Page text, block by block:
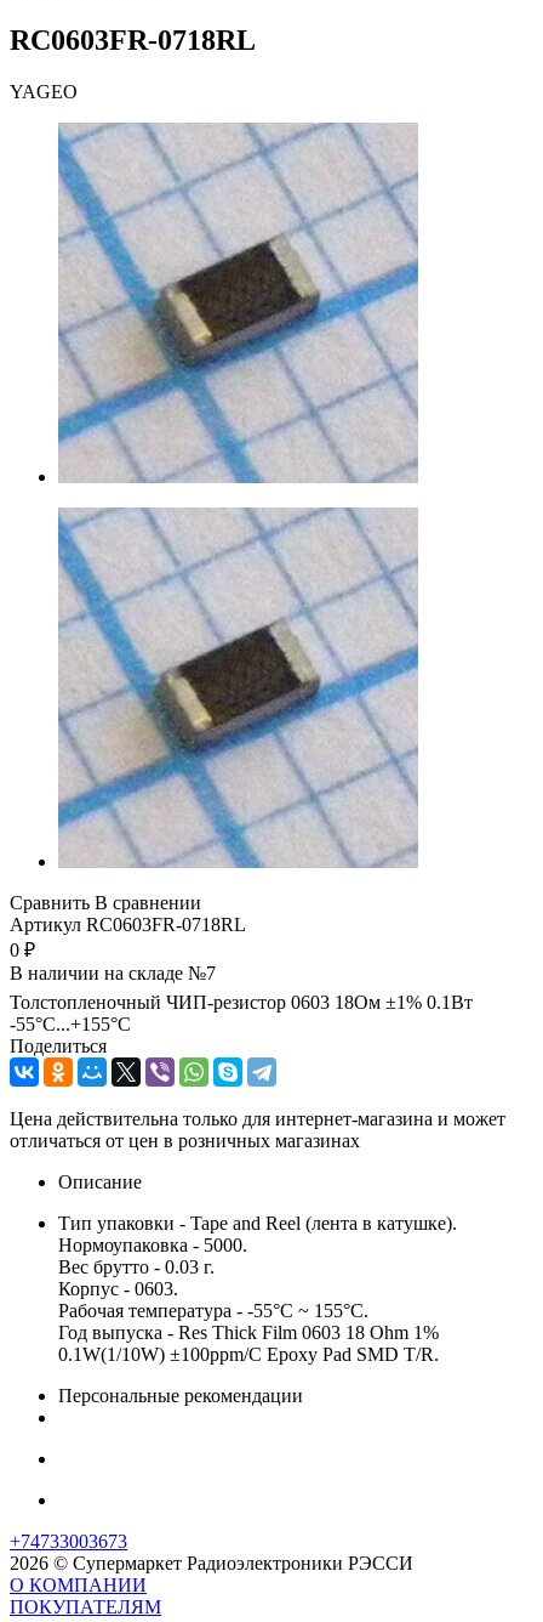
RC0603FR-0718RL
YAGEO
Сравнить В сравнении
Артикул RC0603FR-0718RL
0 ₽
В наличии на складе №7
Толстопленочный ЧИП-резистор 0603 18Ом ±1% 0.1Вт
-55°С...+155°С
Поделиться
Цена действительна только для интернет-магазина и может
отличаться от цен в розничных магазинах
Описание
Тип упаковки - Tape and Reel (лента в катушке).
Нормоупаковка - 5000.
Вес брутто - 0.03 г.
Корпус - 0603.
Рабочая температура - -55°C ~ 155°C.
Год выпуска - Res Thick Film 0603 18 Ohm 1%
0.1W(1/10W) ±100ppm/C Epoxy Pad SMD T/R.
Персональные рекомендации
+74733003673
2026 © Супермаркет Радиоэлектроники РЭССИ
О КОМПАНИИ
ПОКУПАТЕЛЯМ